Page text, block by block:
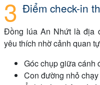
Điểm check-in
Đồng lúa An Nhứt là địa
yêu thích nhờ cảnh quan
Góc chụp giữa cánh
Con đường nhỏ